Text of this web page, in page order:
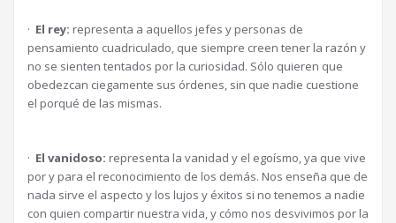
· El rey: representa a aquellos jefes y personas de
pensamiento cuadriculado, que siempre creen tener la razón y
no se sienten tentados por la curiosidad. Sólo quieren que
obedezcan ciegamente sus órdenes, sin que nadie cuestione
el porqué de las mismas.
· El vanidoso: representa la vanidad y el egoísmo, ya que vive
por y para el reconocimiento de los demás. Nos enseña que de
nada sirve el aspecto y los lujos y éxitos si no tenemos a nadie
con quien compartir nuestra vida, y cómo nos desvivimos por la